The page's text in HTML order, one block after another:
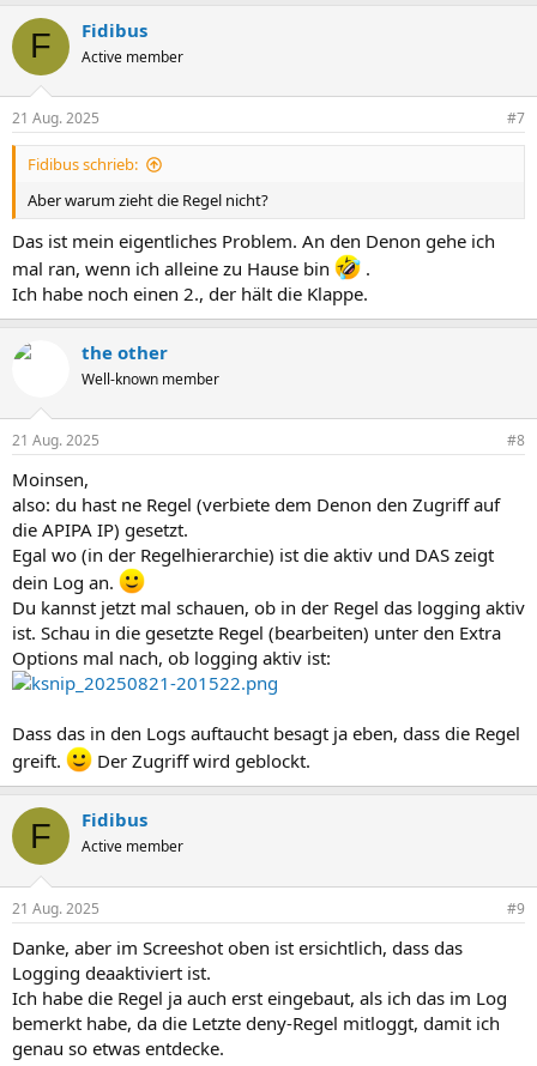
F Fidibus
Active member
21 Aug. 2025 #7
Fidibus schrieb:
Aber warum zieht die Regel nicht?
Das ist mein eigentliches Problem. An den Denon gehe ich
mal ran, wenn ich alleine zu Hause bin
.
Ich habe noch einen 2., der hält die Klappe.
the other
Well-known member
21 Aug. 2025 #8
Moinsen,
also: du hast ne Regel (verbiete dem Denon den Zugriff auf
die APIPA IP) gesetzt.
Egal wo (in der Regelhierarchie) ist die aktiv und DAS zeigt
dein Log an.
Du kannst jetzt mal schauen, ob in der Regel das logging aktiv
ist. Schau in die gesetzte Regel (bearbeiten) unter den Extra
Options mal nach, ob logging aktiv ist:
Dass das in den Logs auftaucht besagt ja eben, dass die Regel
greift.
Der Zugriff wird geblockt.
F Fidibus
Active member
21 Aug. 2025 #9
Danke, aber im Screeshot oben ist ersichtlich, dass das
Logging deaaktiviert ist.
Ich habe die Regel ja auch erst eingebaut, als ich das im Log
bemerkt habe, da die Letzte deny-Regel mitloggt, damit ich
genau so etwas entdecke.